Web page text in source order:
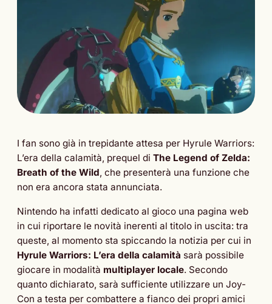
I fan sono già in trepidante attesa per Hyrule Warriors:
L’era della calamità, prequel di The Legend of Zelda:
Breath of the Wild, che presenterà una funzione che
non era ancora stata annunciata.
Nintendo ha infatti dedicato al gioco una pagina web
in cui riportare le novità inerenti al titolo in uscita: tra
queste, al momento sta spiccando la notizia per cui in
Hyrule Warriors: L’era della calamità sarà possibile
giocare in modalità multiplayer locale. Secondo
quanto dichiarato, sarà sufficiente utilizzare un Joy-
Con a testa per combattere a fianco dei propri amici